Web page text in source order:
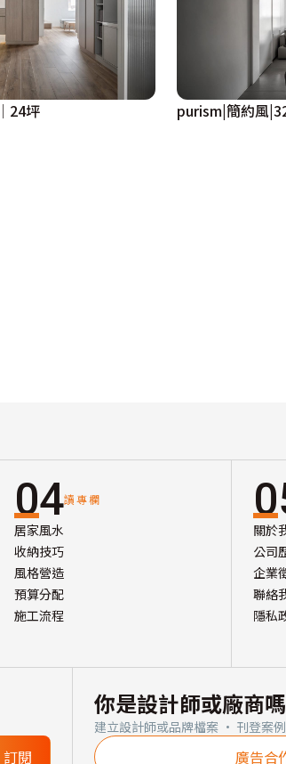
坪 purism|簡約風
04讀專欄
居家風水
收納技巧
風格營造
預算分配
施工流程
關於
公司
企業
聯絡
隱私
訂閱
你是設計師或廠商
建立設計師或品牌檔案 · 刊登案
廣告合